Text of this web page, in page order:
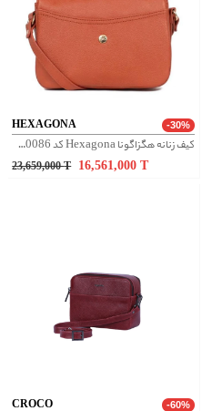
HEXAGONA -30%
کیف زنانه هگزاگونا Hexagona کد 6820086
23,659,000 T 16,561,000
CROCO -60%